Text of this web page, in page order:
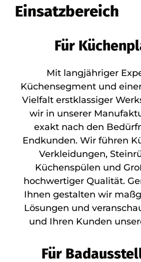
Einsatzbereich
Für
Mit langjähriger
Küchensegment und
Vielfalt erstklassiger
wir in unserer
exakt nach den
Endkunden. Wir führen
Verkleidungen,
Küchenspülen und
hochwertiger Qualität.
Ihnen gestalten wir
Lösungen und
und Ihren Kunden
Für